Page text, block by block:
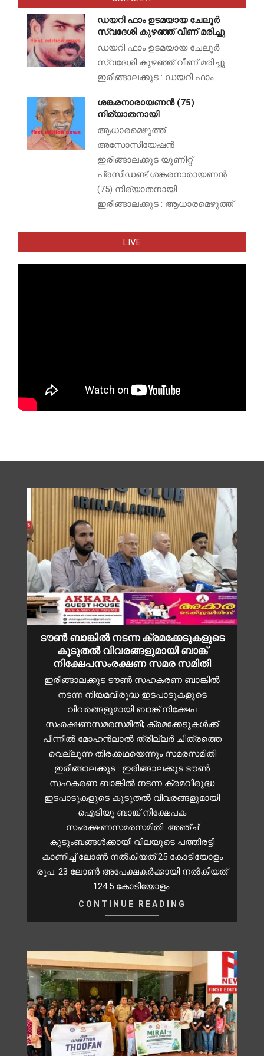
ഡയറി ഫാം ഉടമയായ ചേലൂർ
സ്വദേശി കുഴഞ്ഞ് വീണ് മരിച്ചു
ഡയറി ഫാം ഉടമയായ ചേലൂർ
സ്വദേശി കുഴഞ്ഞ് വീണ് മരിച്ചു.
ഇരിങ്ങാലക്കുട : ഡയറി ഫാം
ശങ്കരനാരായണൻ (75)
നിര്യാതനായി
ആധാരമെഴുത്ത്
അസോസിയേഷൻ
ഇരിങ്ങാലക്കുട യൂണിറ്റ്
പ്രസിഡണ്ട് ശങ്കരനാരായണൻ
(75) നിര്യാതനായി
ഇരിങ്ങാലക്കുട : ആധാരമെഴുത്ത്
LIVE
ടൗൺ ബാങ്കിൽ നടന്ന ക്രമക്കേടുകളുടെ
കൂടുതൽ വിവരങ്ങളുമായി ബാങ്ക്
നിക്ഷേപസംരക്ഷണ സമര സമിതി
ഇരിങ്ങാലക്കുട ടൗൺ സഹകരണ ബാങ്കിൽ
നടന്ന നിയമവിരുദ്ധ ഇടപാടുകളുടെ
വിവരങ്ങളുമായി ബാങ്ക് നിക്ഷേപ
സംരക്ഷണസമരസമിതി; ക്രമക്കേടുകൾക്ക്
പിന്നിൽ മോഹൻലാൽ ത്രില്ലർ ചിത്രത്തെ
വെല്ലുന്ന തിരക്കഥയെന്നും സമരസമിതി
ഇരിങ്ങാലക്കുട : ഇരിങ്ങാലക്കുട ടൗൺ
സഹകരണ ബാങ്കിൽ നടന്ന ക്രമവിരുദ്ധ
ഇടപാടുകളുടെ കൂടുതൽ വിവരങ്ങളുമായി
ഐടിയു ബാങ്ക് നിക്ഷേപക
സംരക്ഷണസമരസമിതി. അഞ്ച്
കുടുംബങ്ങൾക്കായി വിലയുടെ പത്തിരട്ടി
കാണിച്ച് ലോൺ നൽകിയത് 25 കോടിയോളം
രൂപ. 23 ലോൺ അപേക്ഷകർക്കായി നൽകിയത്
124.5 കോടിയോളം.
CONTINUE READING